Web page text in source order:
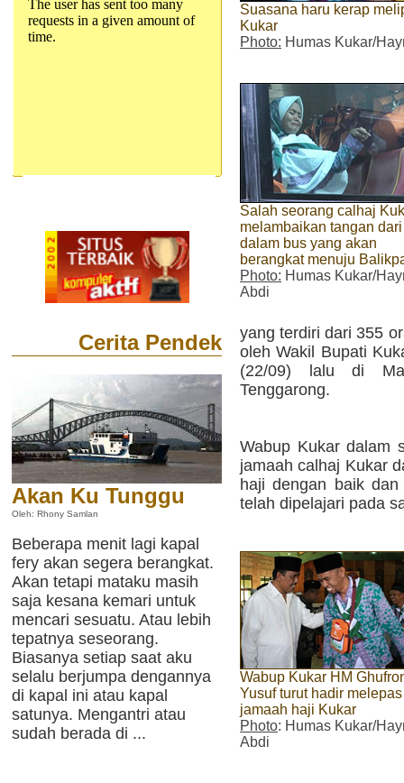
Cerita Pendek
Akan Ku Tunggu
Oleh: Rhony Samlan
Beberapa menit lagi kapal
fery akan segera berangkat.
Akan tetapi mataku masih
saja kesana kemari untuk
mencari sesuatu. Atau lebih
tepatnya seseorang.
Biasanya setiap saat aku
selalu berjumpa dengannya
di kapal ini atau kapal
satunya. Mengantri atau
sudah berada di ...
Suasana haru kerap
Kukar
Photo: Humas Kukar/
Salah seorang calhaj
melambaikan tangan dari
dalam bus yang akan
berangkat menuju
Photo: Humas Kukar/
Abdi
yang terdiri dari 355
oleh Wakil Bupati
(22/09) lalu di
Tenggarong.
Wabup Kukar dalam
jamaah calhaj Kukar
haji dengan baik
telah dipelajari pada
Wabup Kukar HM
Yusuf turut hadir melepas
jamaah haji Kukar
Photo: Humas Kukar/
Abdi